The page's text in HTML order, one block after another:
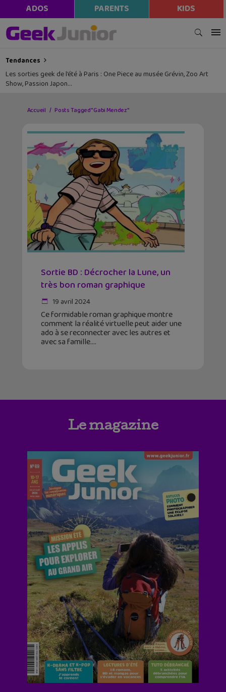
ADOS PARENTS KIDS
Tendances
Les sorties geek de l’été à Paris : One Piece au musée Grévin, Zoo Art
Show, Passion Japon…
Accueil Posts Tagged "Gabi Mendez"
Sortie BD : Décrocher la Lune, un
très bon roman graphique
19 avril 2024
Ce formidable roman graphique montre
comment la réalité virtuelle peut aider une
ado à se reconnecter avec les autres et
avec sa famille.
Le magazine